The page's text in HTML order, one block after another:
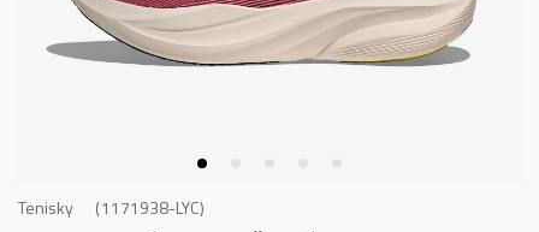
Tenisky 1171938-LYC